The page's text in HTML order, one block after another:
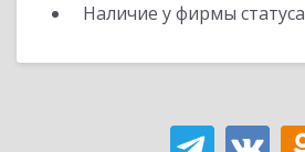
Наличие у фирмы статуса